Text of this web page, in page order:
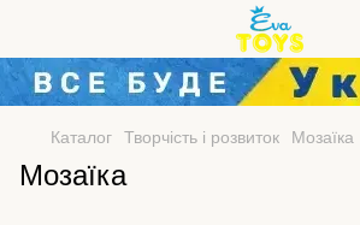
Каталог Творчість і розвиток Мозаїка
Мозаїка